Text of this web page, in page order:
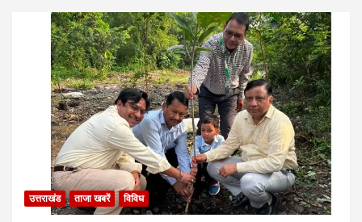
उत्तराखंड ताजा खबरें विविध